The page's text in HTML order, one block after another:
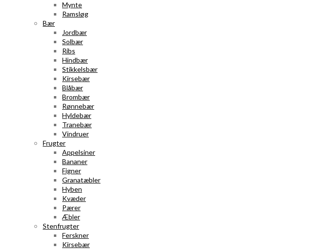
Mynte
Ramsløg
Bær
Jordbær
Solbær
Ribs
Hindbær
Stikkelsbær
Kirsebær
Blåbær
Brombær
Rønnebær
Hyldebær
Tranebær
Vindruer
Frugter
Appelsiner
Bananer
Figner
Granatæbler
Hyben
Kvæder
Pærer
Æbler
Stenfrugter
Ferskner
Kirsebær